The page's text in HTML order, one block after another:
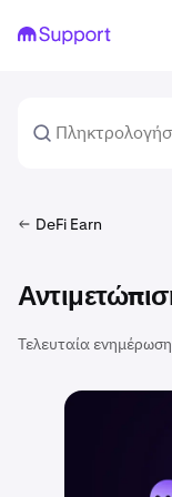
DeFi Earn
Τελευταία